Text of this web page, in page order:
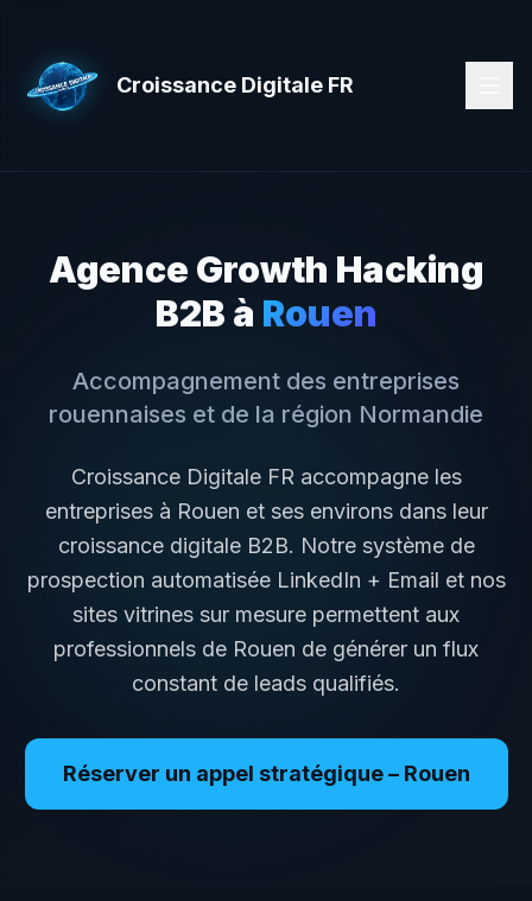
Croissance Digitale FR
Agence Growth Hacking
B2B à Rouen
Accompagnement des entreprises
rouennaises et de la région Normandie
Croissance Digitale FR accompagne les
entreprises à Rouen et ses environs dans leur
croissance digitale B2B. Notre système de
prospection automatisée LinkedIn + Email et nos
sites vitrines sur mesure permettent aux
professionnels de Rouen de générer un flux
constant de leads qualifiés.
Réserver un appel stratégique – Rouen